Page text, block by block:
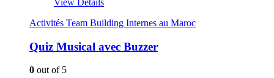
View Details
Activités Team Building Internes au Maroc
Quiz Musical avec Buzzer
0 out of 5